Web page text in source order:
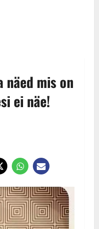
näed mis on
ei näe!